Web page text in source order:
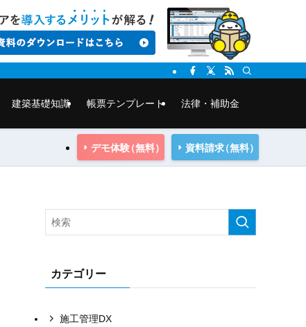
建築基礎知識 帳票テンプレート 法律・補助金
デモ体験（無料） 資料請求（無料）
カテゴリー
施工管理DX